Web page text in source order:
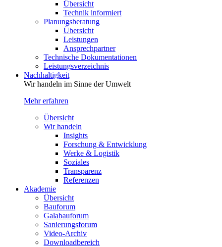
Übersicht
Technik informiert
Planungsberatung
Übersicht
Leistungen
Ansprechpartner
Technische Dokumentationen
Leistungsverzeichnis
Nachhaltigkeit
Wir handeln im Sinne der Umwelt
Mehr erfahren
Übersicht
Wir handeln
Insights
Forschung & Entwicklung
Werke & Logistik
Soziales
Transparenz
Referenzen
Akademie
Übersicht
Bauforum
Galabauforum
Sanierungsforum
Video-Archiv
Downloadbereich